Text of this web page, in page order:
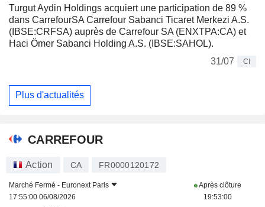
Turgut Aydin Holdings acquiert une participation de 89 %
dans CarrefourSA Carrefour Sabanci Ticaret Merkezi A.S.
(IBSE:CRFSA) auprès de Carrefour SA (ENXTPA:CA) et
Haci Ömer Sabanci Holding A.S. (IBSE:SAHOL).
31/07
CI
Plus d'actualités
CARREFOUR
Action CA FR0000120172
Marché Fermé - Euronext Paris
17:55:00 06/08/2026
Après clôture
19:53:00